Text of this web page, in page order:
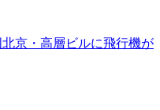
京・高層ビルに飛行機が